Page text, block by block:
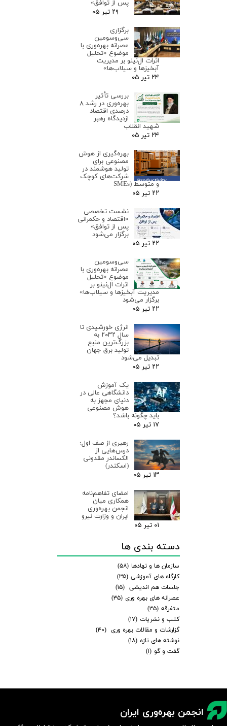
پس از توافق»
۲۹ تیر ۰۵
برگزاری
سی‌وسومین
عصرانه بهره‌وری با
موضوع «تحلیل
اثرات ال‌نینو بر مدیریت
آبخیزها و سیلاب‌ها»
۲۴ تیر ۰۵
بررسی تأثیر
بهره‌وری در رشد ۸
درصدی اقتصاد
ازدیدگاه رهبر
شهید انقلاب
۲۴ تیر ۰۵
بهره‌گیری از هوش
مصنوعی برای
تولید هوشمند در
شرکت‌های کوچک
و متوسط (SMEs
۲۲ تیر ۰۵
نشست تخصصی
«اقتصاد و حکمرانی
پس از توافق»
برگزار می‌شود
۲۲ تیر ۰۵
سی‌وسومین
عصرانه بهره‌وری با
موضوع «تحلیل
اثرات ال‌نینو بر
مدیریت آبخیزها و سیلاب‌ها»
برگزار می‌شود
۲۲ تیر ۰۵
انرژی خورشیدی تا
سال ۲۰۳۲ به
بزرگ‌ترین منبع
تولید برق جهان
تبدیل می‌شود
۲۲ تیر ۰۵
یک آموزش
دانشگاهی عالی در
دنیای مجهز به
هوش مصنوعی
باید چگونه باشد؟
۱۷ تیر ۰۵
رهبری از صف اول؛
درس‌هایی از
الکساندر مقدونی
(اسکندر)
۱۳ تیر ۰۵
امضای تفاهم‌نامه
همکاری میان
انجمن بهره‌وری
ایران و وزارت نیرو
۰۱ تیر ۰۵
دسته بندی ها
سازمان ها و نهادها (۵۸)
کارگاه های آموزشی (۳۵)
جلسات هم اندیشی (۱۵)
عصرانه های بهره وری (۳۵)
متفرقه (۳۵)
کتب و نشریات (۱۷)
گزارشات و مقالات بهره وری
(۴۰)
نوشته های تازه (۱۸)
گفت و گو (۱)
انجمن بهره‌وری ایران